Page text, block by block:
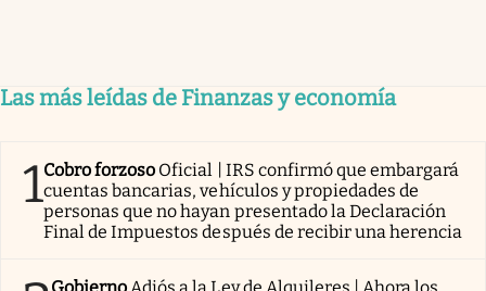
Las más leídas de Finanzas y economía
1Cobro forzoso Oficial | IRS confirmó que embargará
cuentas bancarias, vehículos y propiedades de
personas que no hayan presentado la Declaración
Final de Impuestos después de recibir una herencia